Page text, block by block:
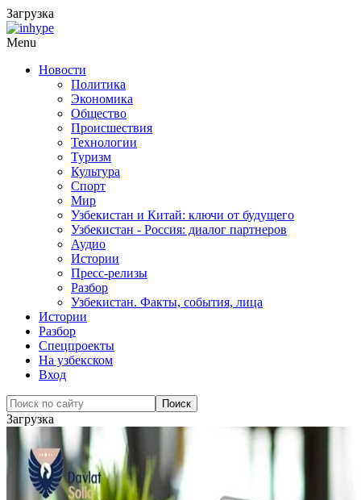
Загрузка
Menu
Новости
Политика
Экономика
Общество
Происшествия
Технологии
Туризм
Культура
Спорт
Мир
Узбекистан и Китай: ключи от будущего
Узбекистан - Россия: диалог партнеров
Аудио
Истории
Пресс-релизы
Разбор
Узбекистан. Факты, события, лица
Истории
Разбор
Спецпроекты
На узбекском
Вход
Загрузка